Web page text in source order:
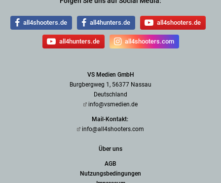
all4shooters.de all4hunters.de all4shooters.de
all4hunters.de all4shooters.com
VS Medien GmbH
Burgbergweg 1, 56377 Nassau
Deutschland
info@vsmedien.de
Mail-Kontakt:
info@all4shooters.com
Über uns
AGB
Nutzungsbedingungen